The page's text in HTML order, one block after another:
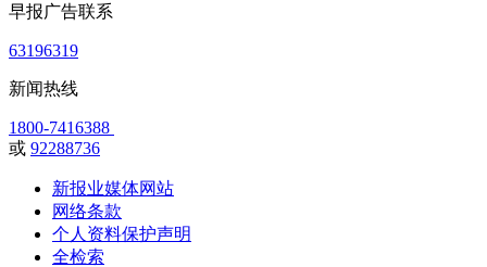
早报广告联系
63196319
新闻热线
1800-7416388
或 92288736
新报业媒体网站
网络条款
个人资料保护声明
全检索